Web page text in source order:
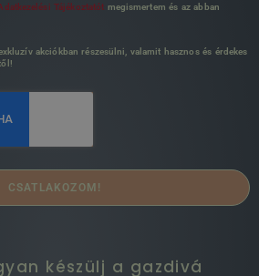
Tájékoztatót megismertem és az abban
akciókban részesülni, valamit hasznos és érdekes
CSATLAKOZOM!
készülj a gazdivá